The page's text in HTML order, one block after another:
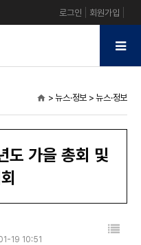
로그인 회원가입
home > 뉴스·정보 > 뉴스·정보
도 가을 총회 및
19 10:51